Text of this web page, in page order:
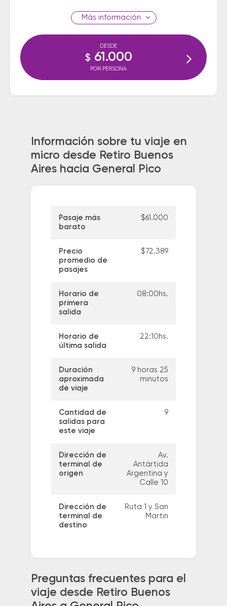
información
DESDE
$ 61.000
POR PERSONA
Información sobre tu viaje en
micro desde Retiro Buenos
Aires hacia General Pico
Pasaje más
barato
$61.000
Precio
promedio de
pasajes
$72.389
Horario de
primera
salida
08:00hs.
Horario de
última salida
22:10hs.
Duración
aproximada
de viaje
9 horas 25
minutos
Cantidad de
salidas para
este viaje
9
Dirección de
terminal de
origen
Av.
Antártida
Argentina y
Calle 10
Dirección de
terminal de
destino
Ruta 1 y San
Martin
Preguntas frecuentes para el
viaje desde Retiro Buenos